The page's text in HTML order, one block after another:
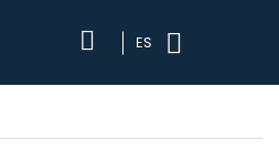
ES